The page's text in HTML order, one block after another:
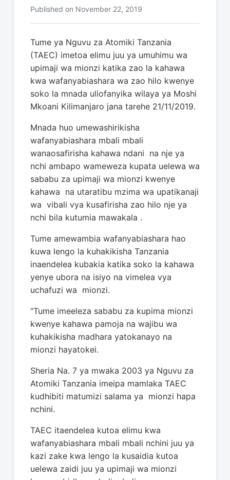
Published on November 22, 2019
Tume ya Nguvu za Atomiki Tanzania
(TAEC) imetoa elimu juu ya umuhimu wa
upimaji wa mionzi katika zao la kahawa
kwa wafanyabiashara wa zao hilo kwenye
soko la mnada uliofanyika wilaya ya Moshi
Mkoani Kilimanjaro jana tarehe 21/11/2019.
Mnada huo umewashirikisha
wafanyabiashara mbali mbali
wanaosafirisha kahawa ndani na nje ya
nchi ambapo wameweza kupata uelewa wa
sababu za upimaji wa mionzi kwenye
kahawa na utaratibu mzima wa upatikanaji
wa vibali vya kusafirisha zao hilo nje ya
nchi bila kutumia mawakala .
Tume amewambia wafanyabiashara hao
kuwa lengo la kuhakikisha Tanzania
inaendelea kubakia katika soko la kahawa
yenye ubora na isiyo na vimelea vya
uchafuzi wa mionzi.
“Tume imeeleza sababu za kupima mionzi
kwenye kahawa pamoja na wajibu wa
kuhakikisha madhara yatokanayo na
mionzi hayatokei.
Sheria Na. 7 ya mwaka 2003 ya Nguvu za
Atomiki Tanzania imeipa mamlaka TAEC
kudhibiti matumizi salama ya mionzi hapa
nchini.
TAEC itaendelea kutoa elimu kwa
wafanyabiashara mbali mbali nchini juu ya
kazi zake kwa lengo la kusaidia kutoa
uelewa zaidi juu ya upimaji wa mionzi